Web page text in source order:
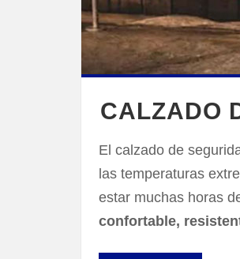
CALZADO
El calzado de
las temperaturas
estar muchas horas
confortable,